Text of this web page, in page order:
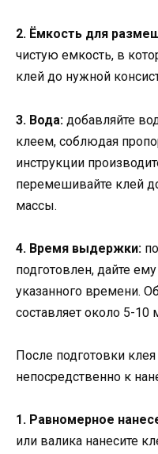
2. Ёмкость для
чистую емкость, в
клей до нужной
3. Вода: добавляйте
клеем, соблюдая
инструкции
перемешивайте клей
массы.
4. Время выдержки:
подготовлен, дайте
указанного времени.
составляет около 5-10
После подготовки
непосредственно к
1. Равномерное
или валика нанесите